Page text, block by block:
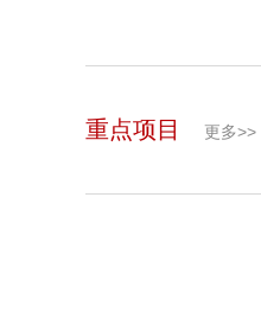
重点项目 更多>>